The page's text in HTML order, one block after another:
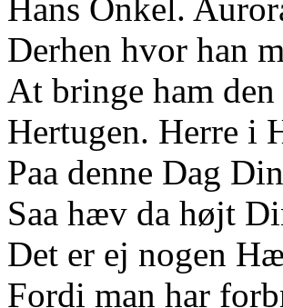
Hans Onkel.
Derhen hvor han
At bringe ham
Hertugen. Herre i
Paa denne Dag
Saa hæv da højt
Det er ej nogen
Fordi man har